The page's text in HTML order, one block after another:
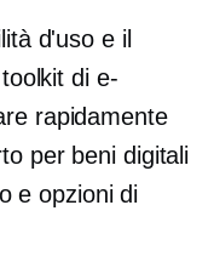
d'uso e il
di e-
rapidamente
per beni digitali
e opzioni di